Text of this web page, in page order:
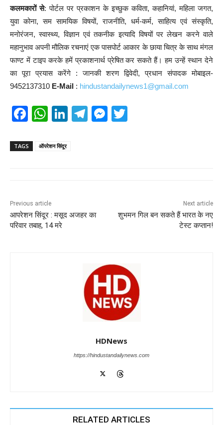
कलमकारों से: पोर्टल पर प्रकाशन के इच्छुक कविता, कहानियां, महिला जगत,
युवा कोना, सम सामयिक विषयों, राजनीति, धर्म-कर्म, साहित्य एवं संस्कृति,
मनोरंजन, स्वास्थ्य, विज्ञान एवं तकनीक इत्यादि विषयों पर लेखन करने वाले
महानुभाव अपनी मौलिक रचनाएं एक पासपोर्ट आकार के छाया चित्र के साथ मंगल
फाण्ट में टाइप करके हमें प्रकाशनार्थ प्रेषित कर सकते हैं। हम उन्हें स्थान देने
का पूरा प्रयास करेंगे : जानकी शरण द्विवेदी, प्रधान संपादक मोबाइल-
9452137310 E-Mail : hindustandailynews1@gmail.com
F
c
o
k
W
at
p
Li
T
M
er
TAGS ऑपरेशन सिंदूर
Previous article
आपरेशन सिंदूर : मसूद अजहर का
परिवार तबाह, 14 मरे
Next article
शुभमन गिल बन सकते हैं भारत के नए
टेस्ट कप्तान!
HDNews
https://hindustandailynews.com
RELATED ARTICLES